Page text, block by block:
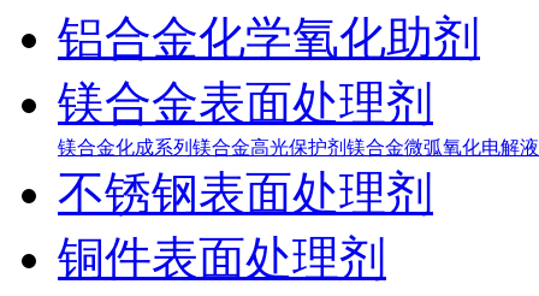
铝合金化学氧化助剂
镁合金表面处理剂
镁合金化成系列 镁合金高光保护剂 镁合金微弧氧化电解液
不锈钢表面处理剂
铜件表面处理剂